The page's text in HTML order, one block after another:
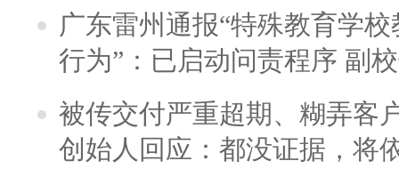
广东雷州通报“特殊教育学
行为”：已启动问责程序 副
被传交付严重超期、糊弄客
创始人回应：都没证据，将